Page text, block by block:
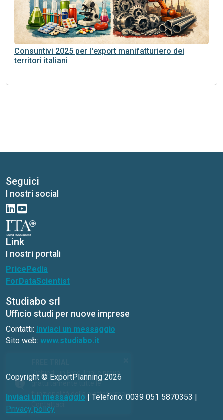
Consuntivi 2025 per l'export manifatturiero dei
territori italiani
Seguici
I nostri social
Link
I nostri portali
PricePedia
ForDataScientist
Studiabo srl
Ufficio studi per nuove imprese
Contatti: Inviaci un messaggio
Sito web: www.studiabo.it
Copyright © ExportPlanning 2026
Inviaci un messaggio | Telefono: 0039 051 5870353 |
Privacy policy
×
FREE TRIAL
Richiedi un Free Trial e prova
gratuitamente tutte le
funzionalità della piattaforma!
Contattaci.